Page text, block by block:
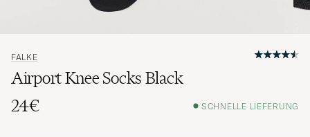
FALKE
Airport Knee Socks Black
24€
SCHNELLE LIEFERUNG